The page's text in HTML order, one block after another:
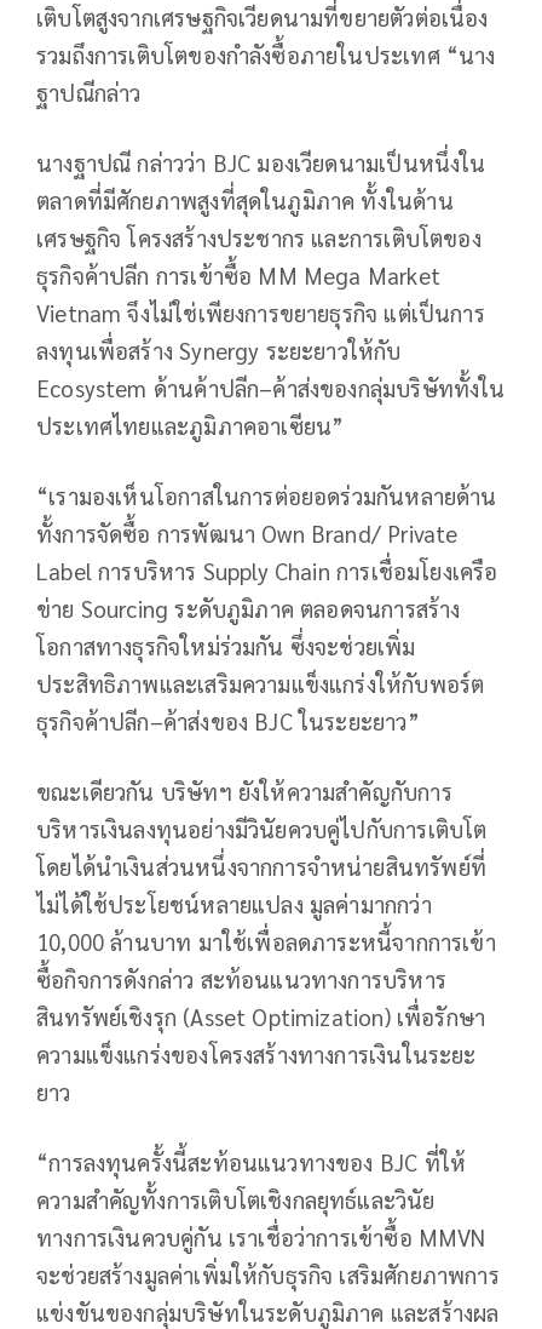
เติบโตสูงจากเศรษฐกิจเวียดนามที่ขยายตัวต่อเนื่อง
รวมถึงการเติบโตของกำลังซื้อภายในประเทศ “นาง
ฐาปณีกล่าว
นางฐาปณี กล่าวว่า BJC มองเวียดนามเป็นหนึ่งใน
ตลาดที่มีศักยภาพสูงที่สุดในภูมิภาค ทั้งในด้าน
เศรษฐกิจ โครงสร้างประชากร และการเติบโตของ
ธุรกิจค้าปลีก การเข้าซื้อ MM Mega Market
Vietnam จึงไม่ใช่เพียงการขยายธุรกิจ แต่เป็นการ
ลงทุนเพื่อสร้าง Synergy ระยะยาวให้กับ
Ecosystem ด้านค้าปลีก–ค้าส่งของกลุ่มบริษัททั้งใน
ประเทศไทยและภูมิภาคอาเซียน”
“เรามองเห็นโอกาสในการต่อยอดร่วมกันหลายด้าน
ทั้งการจัดซื้อ การพัฒนา Own Brand/ Private
Label การบริหาร Supply Chain การเชื่อมโยงเครือ
ข่าย Sourcing ระดับภูมิภาค ตลอดจนการสร้าง
โอกาสทางธุรกิจใหม่ร่วมกัน ซึ่งจะช่วยเพิ่ม
ประสิทธิภาพและเสริมความแข็งแกร่งให้กับพอร์ต
ธุรกิจค้าปลีก–ค้าส่งของ BJC ในระยะยาว”
ขณะเดียวกัน บริษัทฯ ยังให้ความสำคัญกับการ
บริหารเงินลงทุนอย่างมีวินัยควบคู่ไปกับการเติบโต
โดยได้นำเงินส่วนหนึ่งจากการจำหน่ายสินทรัพย์ที่
ไม่ได้ใช้ประโยชน์หลายแปลง มูลค่ามากกว่า
10,000 ล้านบาท มาใช้เพื่อลดภาระหนี้จากการเข้า
ซื้อกิจการดังกล่าว สะท้อนแนวทางการบริหาร
สินทรัพย์เชิงรุก (Asset Optimization) เพื่อรักษา
ความแข็งแกร่งของโครงสร้างทางการเงินในระยะ
ยาว
“การลงทุนครั้งนี้สะท้อนแนวทางของ BJC ที่ให้
ความสำคัญทั้งการเติบโตเชิงกลยุทธ์และวินัย
ทางการเงินควบคู่กัน เราเชื่อว่าการเข้าซื้อ MMVN
จะช่วยสร้างมูลค่าเพิ่มให้กับธุรกิจ เสริมศักยภาพการ
แข่งขันของกลุ่มบริษัทในระดับภูมิภาค และสร้างผล